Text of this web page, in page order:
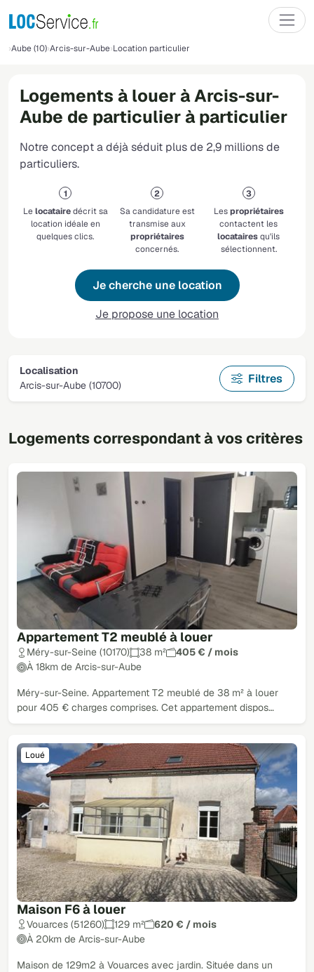
Aube (10) Arcis-sur-Aube Location particulier
Logements à louer à Arcis-sur-
Aube de particulier à particulier
Notre concept a déjà séduit plus de 2,9 millions de
particuliers.
Lelocatairedécrit sa
location idéale en
quelques clics.
Sa candidature est
transmise aux
propriétaires
concernés.
Lespropriétaires
contactent les
locatairesqu'ils
sélectionnent.
Je cherche une location
Je propose une location
Localisation
Arcis-sur-Aube (10700)
Filtres
Logements correspondant à vos critères
Appartement T2 meublé à louer
Méry-sur-Seine (10170) 38 m²
405 € / mois
À 18km de Arcis-sur-Aube
Méry-sur-Seine. Appartement T2 meublé de 38 m² à louer
pour 405 € charges comprises. Cet appartement dispos…
Maison F6 à louer
Loué
Vouarces (51260) 129 m²
620 € / mois
À 20km de Arcis-sur-Aube
Maison de 129m2 à Vouarces avec jardin. Située dans un